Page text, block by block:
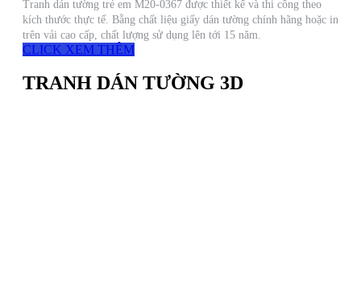
Tranh dán tường trẻ em M20-0367 được thiết kế và thi công theo
kích thước thực tế. Bằng chất liệu giấy dán tường chính hãng hoặc in
trên vải cao cấp, chất lượng sử dụng lên tới 15 năm.
CLICK XEM THÊM
TRANH DÁN TƯỜNG 3D